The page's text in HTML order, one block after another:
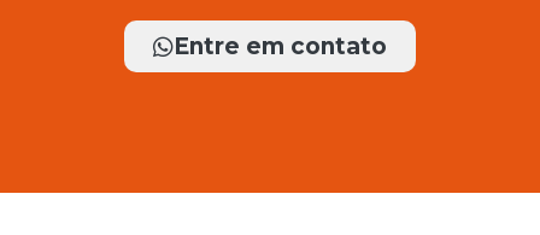
Entre em contato